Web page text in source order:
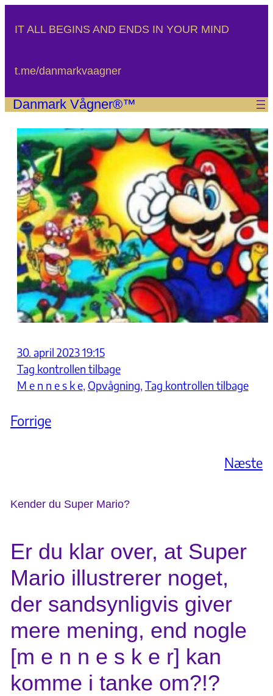
IT ALL BEGINS AND ENDS IN YOUR MIND
t.me/danmarkvaagner
Danmark Vågner®™
30. april 2023 19:15
Tag kontrollen tilbage
M e n n e s k e, Opvågning, Tag kontrollen tilbage
Forrige
Næste
Kender du Super Mario?
Er du klar over, at Super
Mario illustrerer noget,
der sandsynligvis giver
mere mening, end nogle
[m e n n e s k e r] kan
komme i tanke om?!?